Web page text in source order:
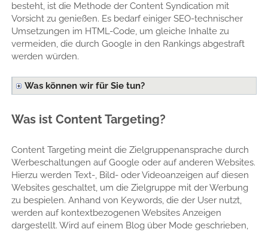
besteht, ist die Methode der Content Syndication mit
Vorsicht zu genießen. Es bedarf einiger SEO-technischer
Umsetzungen im HTML-Code, um gleiche Inhalte zu
vermeiden, die durch Google in den Rankings abgestraft
werden würden.
Was können wir für Sie tun?
Was ist Content Targeting?
Content Targeting meint die Zielgruppenansprache durch
Werbeschaltungen auf Google oder auf anderen Websites.
Hierzu werden Text-, Bild- oder Videoanzeigen auf diesen
Websites geschaltet, um die Zielgruppe mit der Werbung
zu bespielen. Anhand von Keywords, die der User nutzt,
werden auf kontextbezogenen Websites Anzeigen
dargestellt. Wird auf einem Blog über Mode geschrieben,